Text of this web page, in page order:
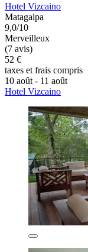
Hotel Vizcaino
Matagalpa
9,0/10
Merveilleux
(7 avis)
52 €
taxes et frais compris
10 août - 11 août
Hotel Vizcaino